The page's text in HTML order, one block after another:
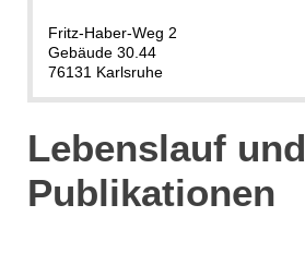
Fritz-Haber-Weg 2
Gebäude 30.44
76131 Karlsruhe
Lebenslauf und
Publikationen